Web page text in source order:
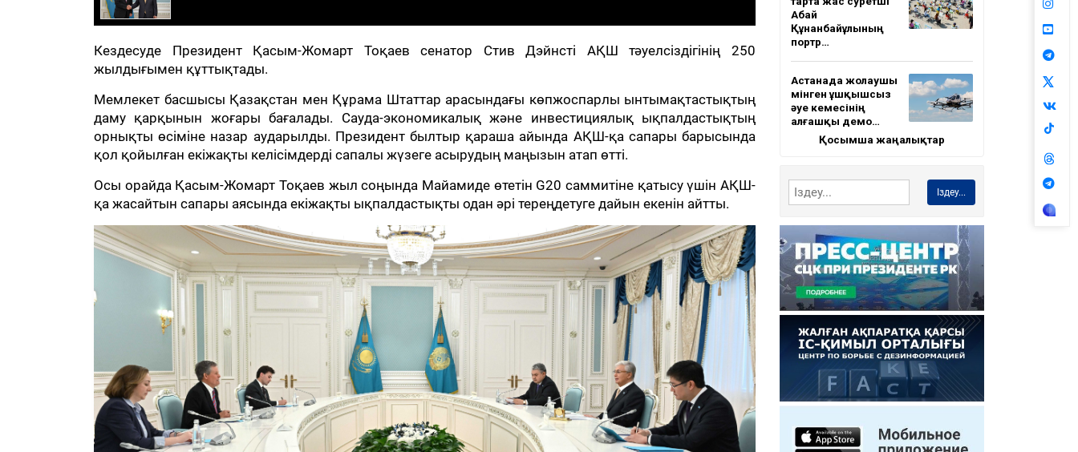
Кездесуде Президент Қасым-Жомарт Тоқаев сенатор Стив Дэйнсті АҚШ тәуелсіздігінің 250
жылдығымен құттықтады.
Мемлекет басшысы Қазақстан мен Құрама Штаттар арасындағы көпжоспарлы ынтымақтастықтың
даму қарқынын жоғары бағалады. Сауда-экономикалық және инвестициялық ықпалдастықтың
орнықты өсіміне назар аударылды. Президент былтыр қараша айында АҚШ-қа сапары барысында
қол қойылған екіжақты келісімдерді сапалы жүзеге асырудың маңызын атап өтті.
Осы орайда Қасым-Жомарт Тоқаев жыл соңында Майамиде өтетін G20 саммитіне қатысу үшін АҚШ-
қа жасайтын сапары аясында екіжақты ықпалдастықты одан әрі тереңдетуге дайын екенін айтты.
Абай
Құнанбайұлының
портр…
Астанада жолаушы
мінген ұшқышсыз
әуе кемесінің
алғашқы демо…
Қосымша жаңалықтар
Іздеу...